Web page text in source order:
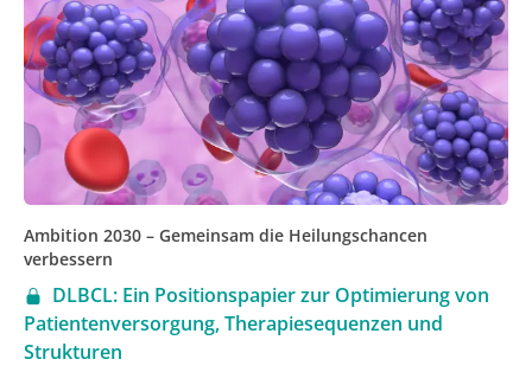
Ambition 2030 – Gemeinsam die Heilungschancen
verbessern
DLBCL: Ein Positionspapier zur Optimierung von
Patientenversorgung, Therapiesequenzen und
Strukturen